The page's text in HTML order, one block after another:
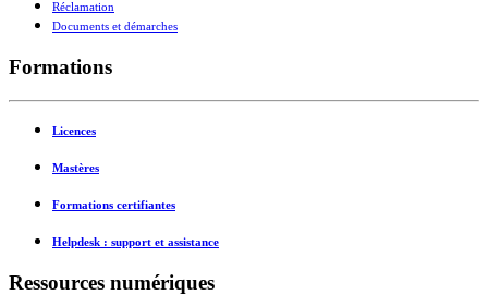
Réclamation
Documents et démarches
Formations
Licences
Mastères
Formations certifiantes
Helpdesk : support et assistance
Ressources numériques